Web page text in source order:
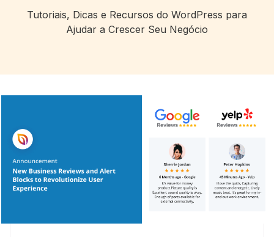
Tutoriais, Dicas e Recursos do WordPress para
Ajudar a Crescer Seu Negócio